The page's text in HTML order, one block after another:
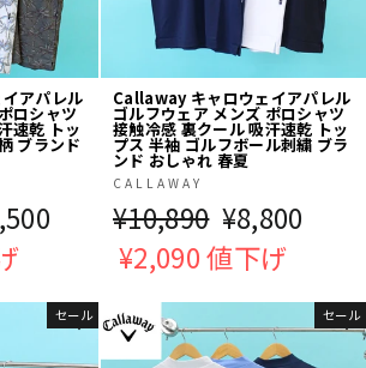
アパレル
ロシャツ
速乾 トッ
ブランド
Callaway キャロウェイアパレル
ゴルフウェア メンズ ポロシャツ
接触冷感 裏クール 吸汗速乾 トッ
プス 半袖 ゴルフボール刺繍 ブラ
ンド おしゃれ 春夏
CALLAWAY
通
常
格
¥10,890 販
売
価
格
¥8,800
¥2,090 値下げ
セール セール